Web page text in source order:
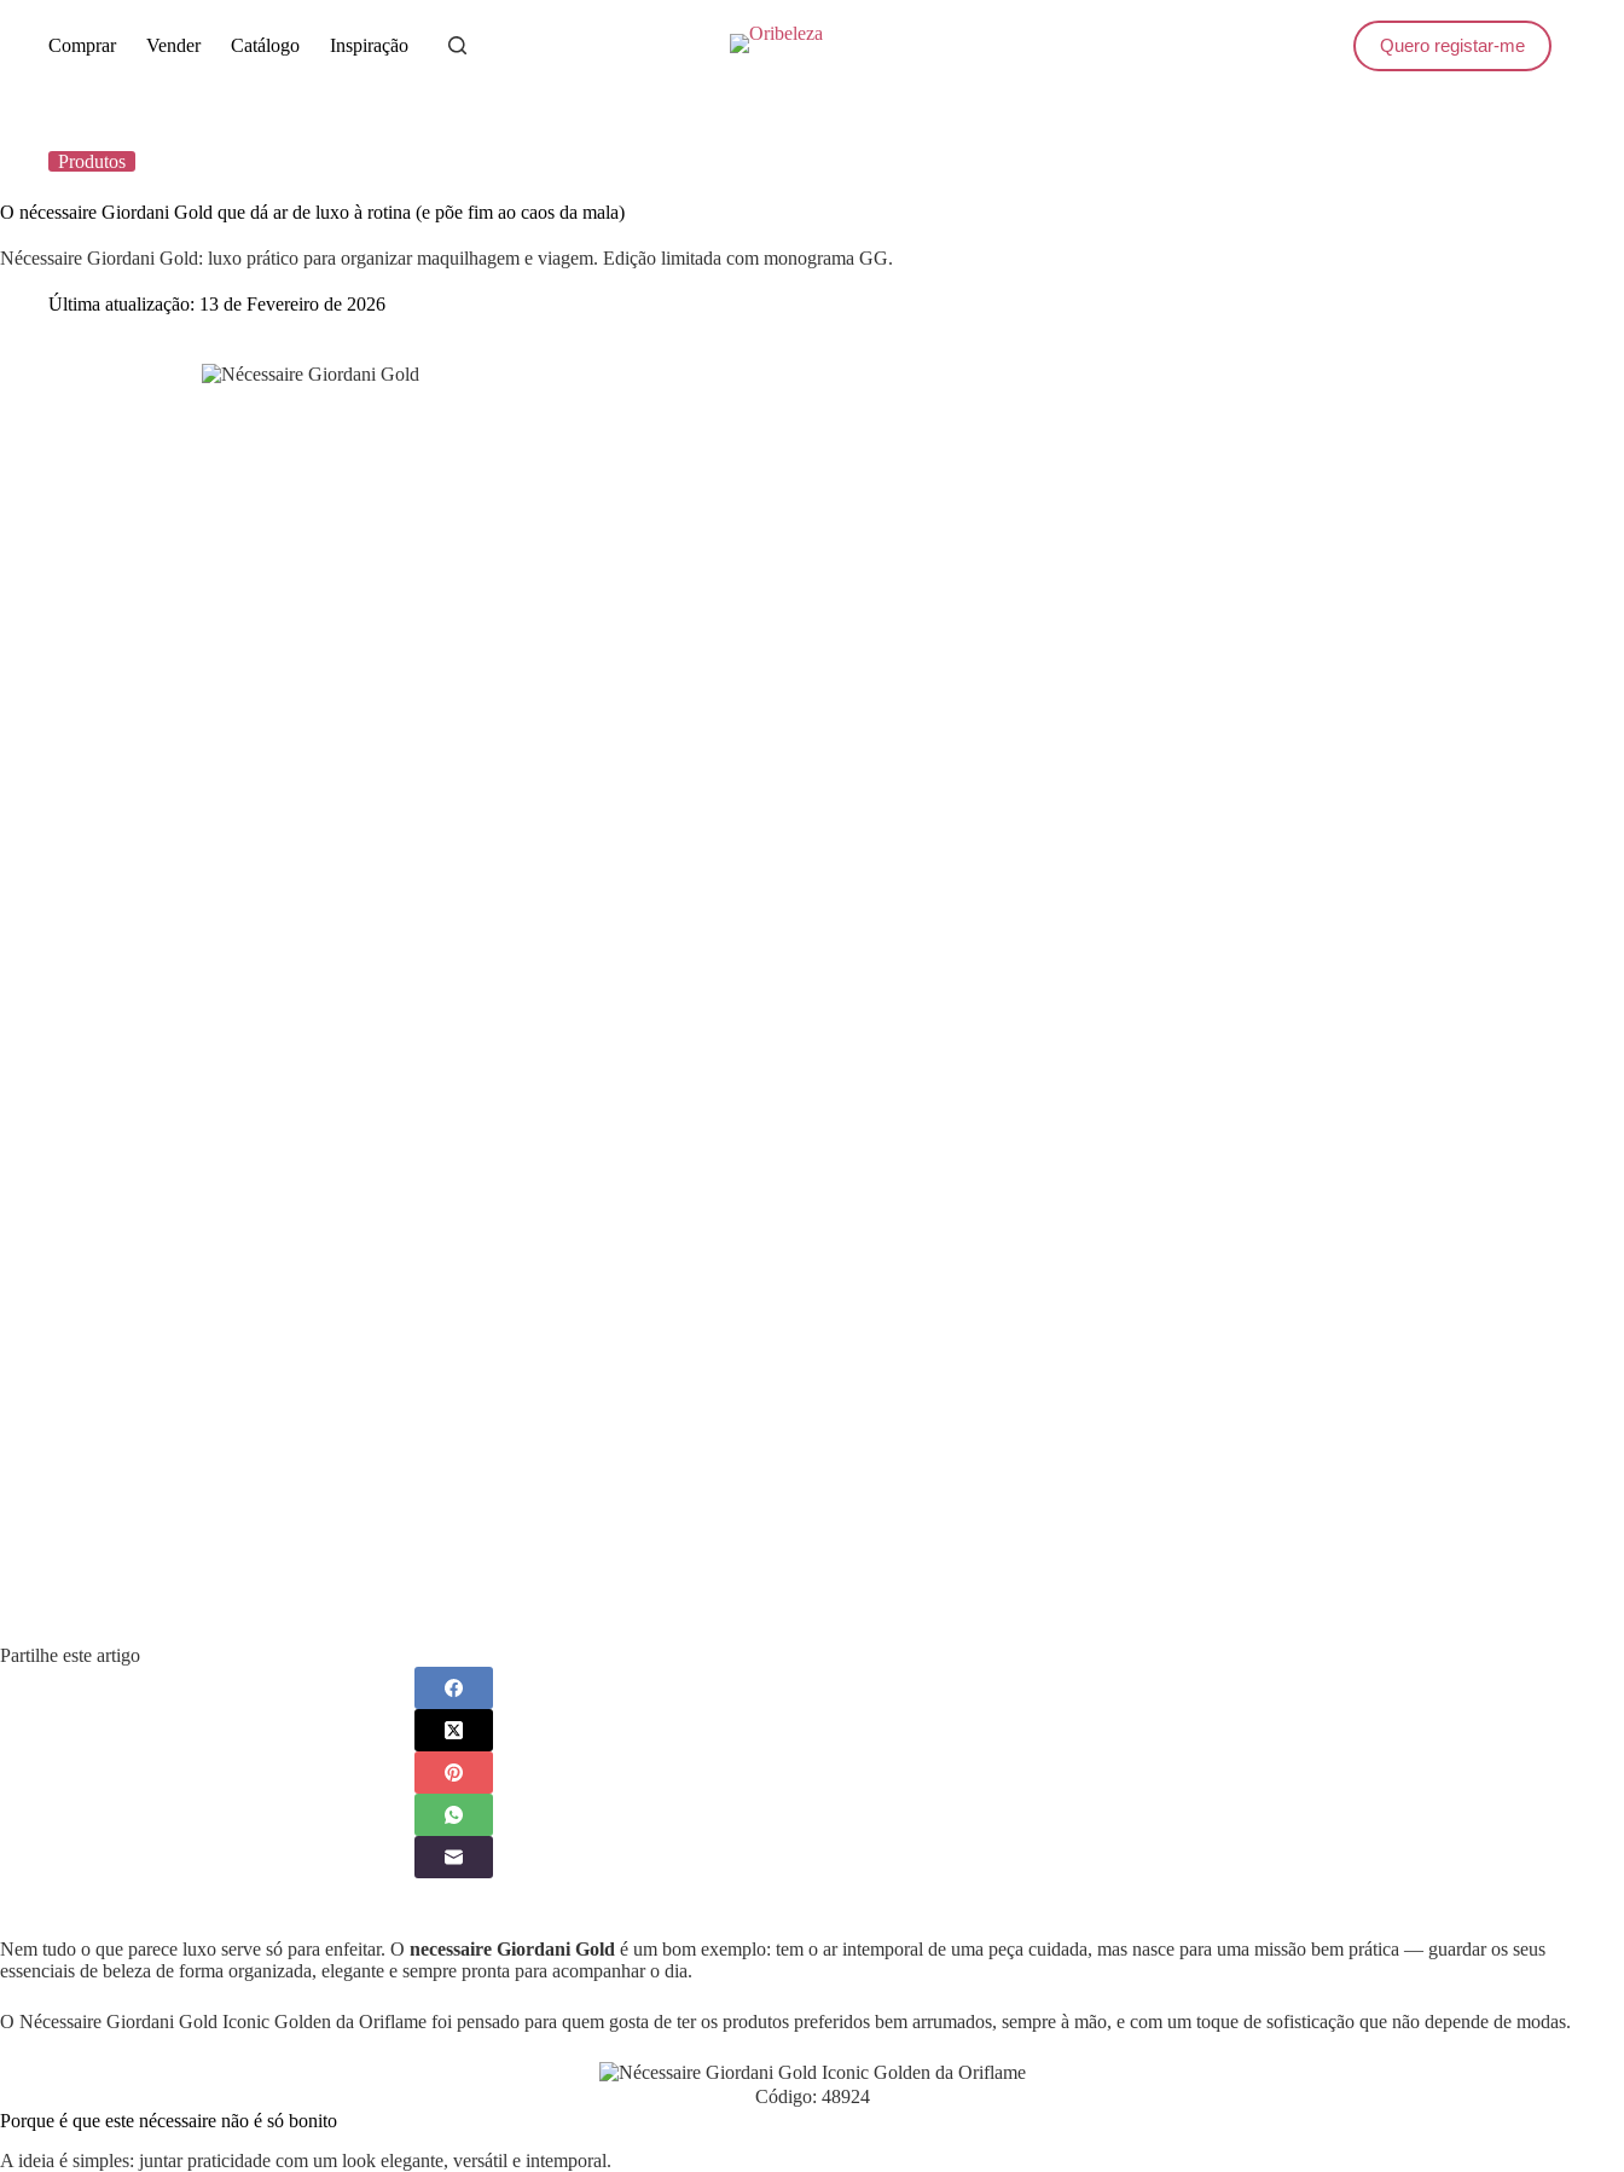
Comprar Vender Catálogo Inspiração Quero registar-me
Produtos
O nécessaire Giordani Gold que dá ar de luxo à rotina (e põe fim ao caos da mala)
Nécessaire Giordani Gold: luxo prático para organizar maquilhagem e viagem. Edição limitada com monograma GG.
Última atualização: 13 de Fevereiro de 2026
Partilhe este artigo
Nem tudo o que parece luxo serve só para enfeitar. O necessaire Giordani Gold é um bom exemplo: tem o ar intemporal de uma peça cuidada, mas nasce para uma missão bem prática — guardar os seus
essenciais de beleza de forma organizada, elegante e sempre pronta para acompanhar o dia.
O Nécessaire Giordani Gold Iconic Golden da Oriflame foi pensado para quem gosta de ter os produtos preferidos bem arrumados, sempre à mão, e com um toque de sofisticação que não depende de modas.
Código: 48924
Porque é que este nécessaire não é só bonito
A ideia é simples: juntar praticidade com um look elegante, versátil e intemporal.